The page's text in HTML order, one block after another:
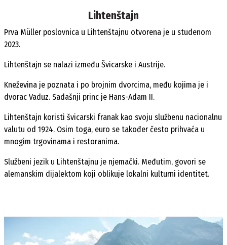
Lihtenštajn
Prva Müller poslovnica u Lihtenštajnu otvorena je u studenom
2023.
Lihtenštajn se nalazi između Švicarske i Austrije.
Kneževina je poznata i po brojnim dvorcima, među kojima je i
dvorac Vaduz. Sadašnji princ je Hans-Adam II.
Lihtenštajn koristi švicarski franak kao svoju službenu nacionalnu
valutu od 1924. Osim toga, euro se također često prihvaća u
mnogim trgovinama i restoranima.
Službeni jezik u Lihtenštajnu je njemački. Međutim, govori se
alemanskim dijalektom koji oblikuje lokalni kulturni identitet.